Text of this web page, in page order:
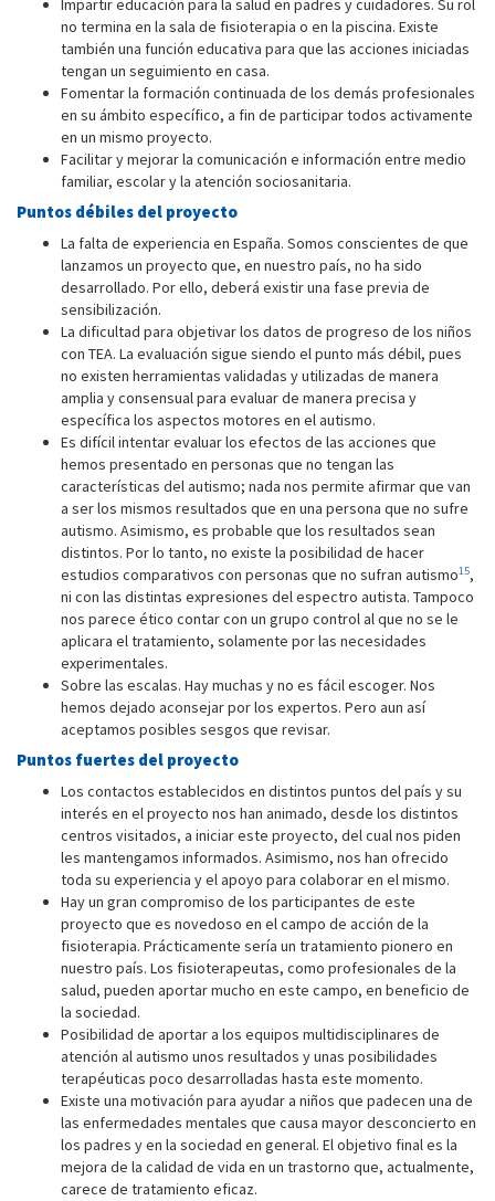
Impartir educación para la salud en padres y cuidadores. Su rol
no termina en la sala de fisioterapia o en la piscina. Existe
también una función educativa para que las acciones iniciadas
tengan un seguimiento en casa.
Fomentar la formación continuada de los demás profesionales
en su ámbito específico, a fin de participar todos activamente
en un mismo proyecto.
Facilitar y mejorar la comunicación e información entre medio
familiar, escolar y la atención sociosanitaria.
Puntos débiles del proyecto
La falta de experiencia en España. Somos conscientes de que
lanzamos un proyecto que, en nuestro país, no ha sido
desarrollado. Por ello, deberá existir una fase previa de
sensibilización.
La dificultad para objetivar los datos de progreso de los niños
con TEA. La evaluación sigue siendo el punto más débil, pues
no existen herramientas validadas y utilizadas de manera
amplia y consensual para evaluar de manera precisa y
específica los aspectos motores en el autismo.
Es difícil intentar evaluar los efectos de las acciones que
hemos presentado en personas que no tengan las
características del autismo; nada nos permite afirmar que van
a ser los mismos resultados que en una persona que no sufre
autismo. Asimismo, es probable que los resultados sean
distintos. Por lo tanto, no existe la posibilidad de hacer
estudios comparativos con personas que no sufran autismo15,
ni con las distintas expresiones del espectro autista. Tampoco
nos parece ético contar con un grupo control al que no se le
aplicara el tratamiento, solamente por las necesidades
experimentales.
Sobre las escalas. Hay muchas y no es fácil escoger. Nos
hemos dejado aconsejar por los expertos. Pero aun así
aceptamos posibles sesgos que revisar.
Puntos fuertes del proyecto
Los contactos establecidos en distintos puntos del país y su
interés en el proyecto nos han animado, desde los distintos
centros visitados, a iniciar este proyecto, del cual nos piden
les mantengamos informados. Asimismo, nos han ofrecido
toda su experiencia y el apoyo para colaborar en el mismo.
Hay un gran compromiso de los participantes de este
proyecto que es novedoso en el campo de acción de la
fisioterapia. Prácticamente sería un tratamiento pionero en
nuestro país. Los fisioterapeutas, como profesionales de la
salud, pueden aportar mucho en este campo, en beneficio de
la sociedad.
Posibilidad de aportar a los equipos multidisciplinares de
atención al autismo unos resultados y unas posibilidades
terapéuticas poco desarrolladas hasta este momento.
Existe una motivación para ayudar a niños que padecen una de
las enfermedades mentales que causa mayor desconcierto en
los padres y en la sociedad en general. El objetivo final es la
mejora de la calidad de vida en un trastorno que, actualmente,
carece de tratamiento eficaz.